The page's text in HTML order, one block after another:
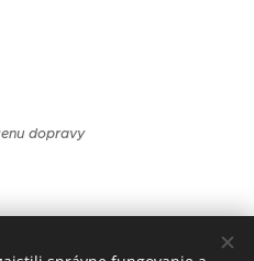
dopravy